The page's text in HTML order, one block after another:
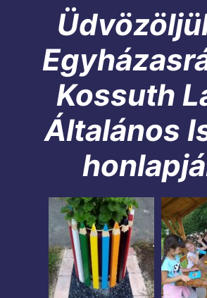
Kossuth
Általános